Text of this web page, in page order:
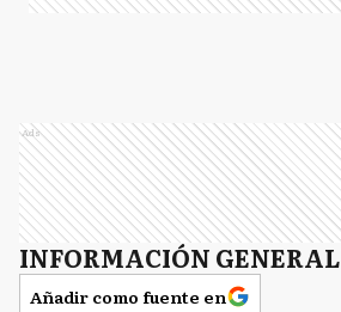
Ads
INFORMACIÓN GENERAL
Añadir como fuente en